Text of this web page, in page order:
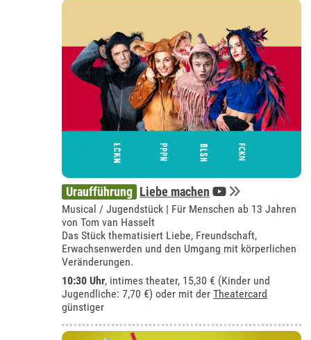
Uraufführung Liebe machen
Musical / Jugendstück | Für Menschen ab 13 Jahren
von Tom van Hasselt
Das Stück thematisiert Liebe, Freundschaft,
Erwachsenwerden und den Umgang mit körperlichen
Veränderungen.
10:30 Uhr, intimes theater, 15,30 € (Kinder und
Jugendliche: 7,70 €) oder mit derTheatercard
günstiger